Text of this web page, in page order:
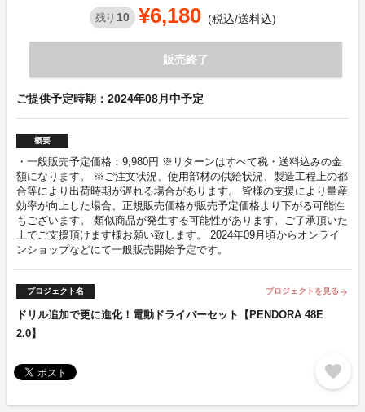
残り 10 ¥6,180 (税込/送料込)
販売終了
ご提供予定時期：2024年08月中予定
概要
・一般販売予定価格：9,980円 ※リターンはすべて税・送料込みの金
額になります。 ※ご注文状況、使用部材の供給状況、製造工程上の都
合等により出荷時期が遅れる場合があります。 皆様の支援により量産
効率が向上した場合、正規販売価格が販売予定価格より下がる可能性
もございます。 類似商品が発生する可能性があります。ご了承頂いた
上でご支援頂けます様お願い致します。 2024年09月頃からオンライ
ンショップなどにて一般販売開始予定です。
プロジェクト名 プロジェクトを見る arrow_forward
ドリル追加で更に進化！電動ドライバーセット【PENDORA 48E
2.0】
favorite